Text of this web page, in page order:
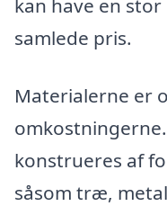
kan have en
samlede pris.
Materialerne er
konstrueres af
såsom træ,